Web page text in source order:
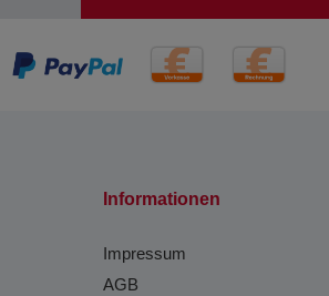
Informationen
Impressum
AGB